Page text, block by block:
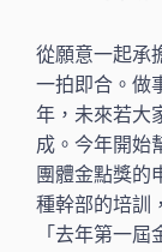
從願意一起承
一拍即合。做
年，未來若大
成。今年開始
團體金點獎的
種幹部的培訓
「去年第一